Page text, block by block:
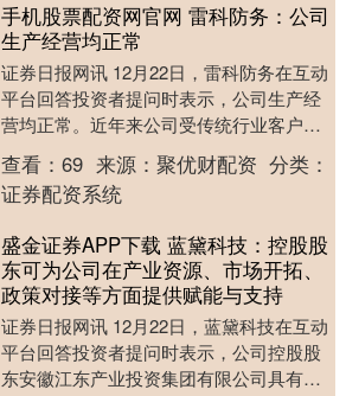
手机股票配资网官网 雷科防务：公司
生产经营均正常
证券日报网讯 12月22日，雷科防务在互动
平台回答投资者提问时表示，公司生产经
营均正常。近年来公司受传统行业客户的
业务变化等因素影响经营未达预期，基于
会计准则及....
查看： 69 来源： 聚优财配资 分类：
证券配资系统
盛金证券APP下载 蓝黛科技：控股股
东可为公司在产业资源、市场开拓、
政策对接等方面提供赋能与支持
证券日报网讯 12月22日，蓝黛科技在互动
平台回答投资者提问时表示，公司控股股
东安徽江东产业投资集团有限公司具有国